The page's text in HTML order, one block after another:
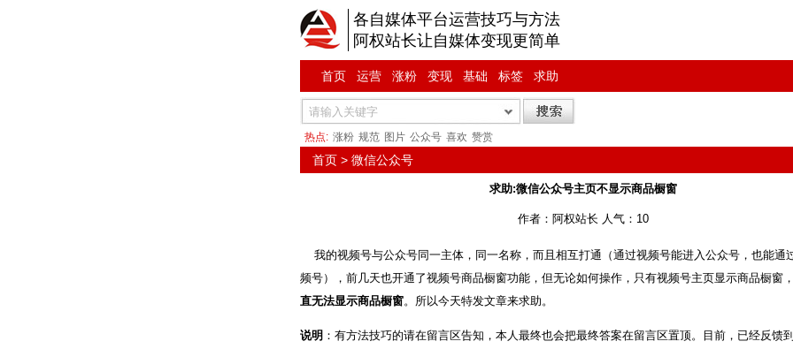
各自媒体平台运营技巧与方法
阿权站长让自媒体变现更简单
首页 运营 涨粉 变现 基础 标签 求助
热点: 涨粉 规范 图片 公众号 喜欢 赞赏
首页> 微信公众号
求助:微信公众号主页不显示商品橱窗
作者：阿权站长 人气：10
我的视频号与公众号同一主体，同一名称，而且相互打通（通过视频号能进入公众号，也能通
频号），前几天也开通了视频号商品橱窗功能，但无论如何操作，只有视频号主页显示商品橱窗
直无法显示商品橱窗。所以今天特发文章来求助。
说明 ：有方法技巧的请在留言区告知，本人最终也会把最终答案在留言区置顶。目前，已经反馈